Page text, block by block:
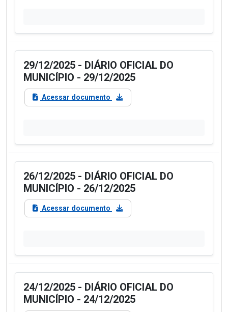
29/12/2025 - DIÁRIO OFICIAL DO
MUNICÍPIO - 29/12/2025
Acessar documento
26/12/2025 - DIÁRIO OFICIAL DO
MUNICÍPIO - 26/12/2025
Acessar documento
24/12/2025 - DIÁRIO OFICIAL DO
MUNICÍPIO - 24/12/2025